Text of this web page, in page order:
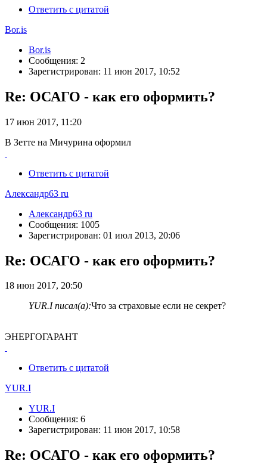
Ответить с цитатой
Bor.is
Bor.is
Сообщения: 2
Зарегистрирован: 11 июн 2017, 10:52
Re: ОСАГО - как его оформить?
17 июн 2017, 11:20
В Зетте на Мичурина оформил
Ответить с цитатой
Александр63 ru
Александр63 ru
Сообщения: 1005
Зарегистрирован: 01 июл 2013, 20:06
Re: ОСАГО - как его оформить?
18 июн 2017, 20:50
YUR.I писал(а):Что за страховые если не секрет?
ЭНЕРГОГАРАНТ
Ответить с цитатой
YUR.I
YUR.I
Сообщения: 6
Зарегистрирован: 11 июн 2017, 10:58
Re: ОСАГО - как его оформить?